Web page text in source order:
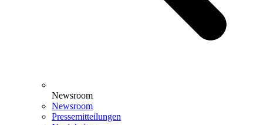
Newsroom
Newsroom
Pressemitteilungen